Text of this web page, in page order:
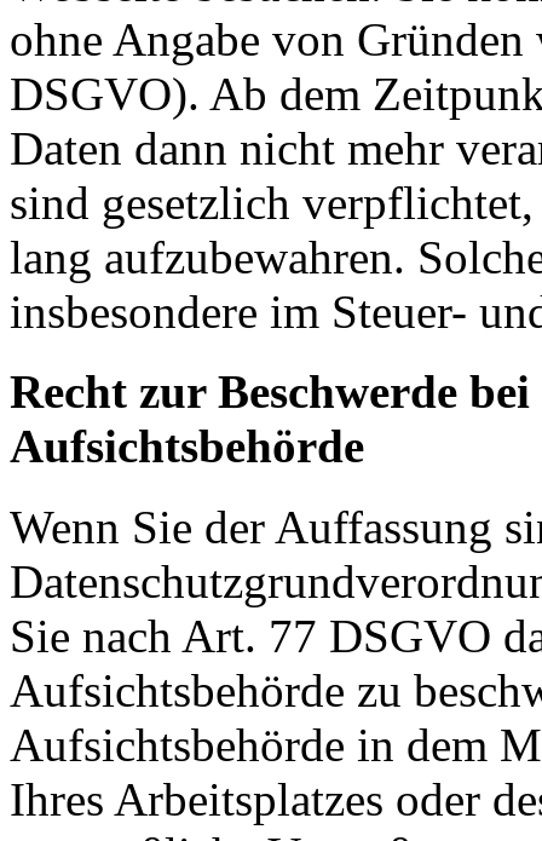
ohne Angabe von
DSGVO). Ab dem
Daten dann nicht mehr
sind gesetzlich
lang aufzubewahren.
insbesondere im Steuer-
Recht zur Beschwerde
Aufsichtsbehörde
Wenn Sie der Auffassung
Sie nach Art. 77 DSGVO
Aufsichtsbehörde zu
Aufsichtsbehörde in dem
Ihres Arbeitsplatzes oder